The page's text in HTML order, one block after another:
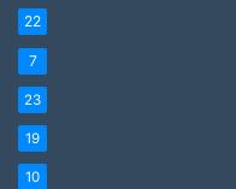
22
7
23
19
10